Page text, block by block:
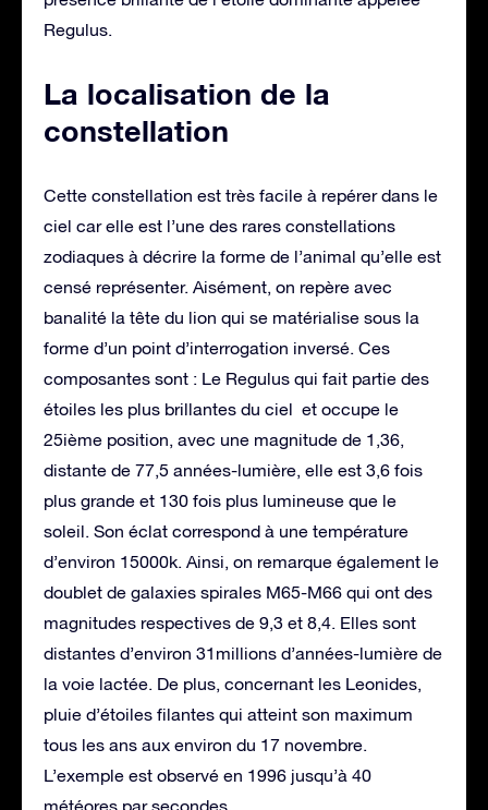
Regulus.
La localisation de la
constellation
Cette constellation est très facile à repérer dans le
ciel car elle est l’une des rares constellations
zodiaques à décrire la forme de l’animal qu’elle est
censé représenter. Aisément, on repère avec
banalité la tête du lion qui se matérialise sous la
forme d’un point d’interrogation inversé. Ces
composantes sont : Le Regulus qui fait partie des
étoiles les plus brillantes du ciel et occupe le
25ième position, avec une magnitude de 1,36,
distante de 77,5 années-lumière, elle est 3,6 fois
plus grande et 130 fois plus lumineuse que le
soleil. Son éclat correspond à une température
d’environ 15000k. Ainsi, on remarque également le
doublet de galaxies spirales M65-M66 qui ont des
magnitudes respectives de 9,3 et 8,4. Elles sont
distantes d’environ 31millions d’années-lumière de
la voie lactée. De plus, concernant les Leonides,
pluie d’étoiles filantes qui atteint son maximum
tous les ans aux environ du 17 novembre.
L’exemple est observé en 1996 jusqu’à 40
météores par secondes.